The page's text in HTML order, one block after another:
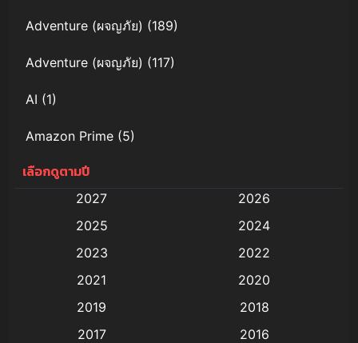
Adventure (ผจญภัย) (189)
Adventure (ผจญภัย) (117)
AI (1)
Amazon Prime (5)
Anal (ประตูหลัง)
Animation การ์ตูน
Animation อนิเมะ
เลือกดูตามปี
2027
2026
2025
2024
2023
2022
2021
2020
2019
2018
2017
2016